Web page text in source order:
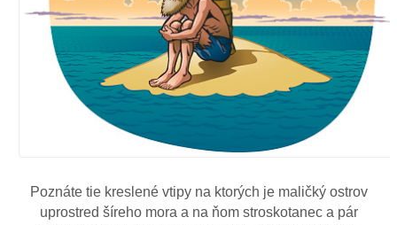
Poznáte tie kreslené vtipy na ktorých je maličký ostrov
uprostred šíreho mora a na ňom stroskotanec a pár